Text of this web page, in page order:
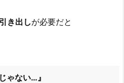
き出しが必要だと
ゃない…』